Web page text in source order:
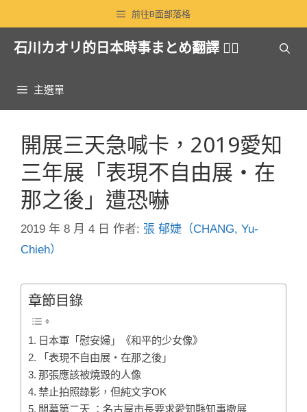
至
前往B面部落格
石川カオリ的日本時事まとめ翻譯 🏳️‍🌈
主選單
開展三天急喊卡，2019愛知
三年展「表現不自由展・在
那之後」遭恐嚇
2019 年 8 月 4 日 作者: 張 郁婕（CHANG, Yu-
Chieh）
章節目錄
日本軍「慰安婦」《和平的少女像》
「表現不自由展・在那之後」
那張應該被燒毀的人像
禁止拍照錄影，但純文字OK
開幕第二天 ：名古屋市長要求愛知縣知事撤展